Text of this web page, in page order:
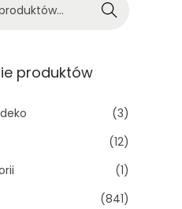
Szukaj
produktów
(3)
(12)
(1)
(841)